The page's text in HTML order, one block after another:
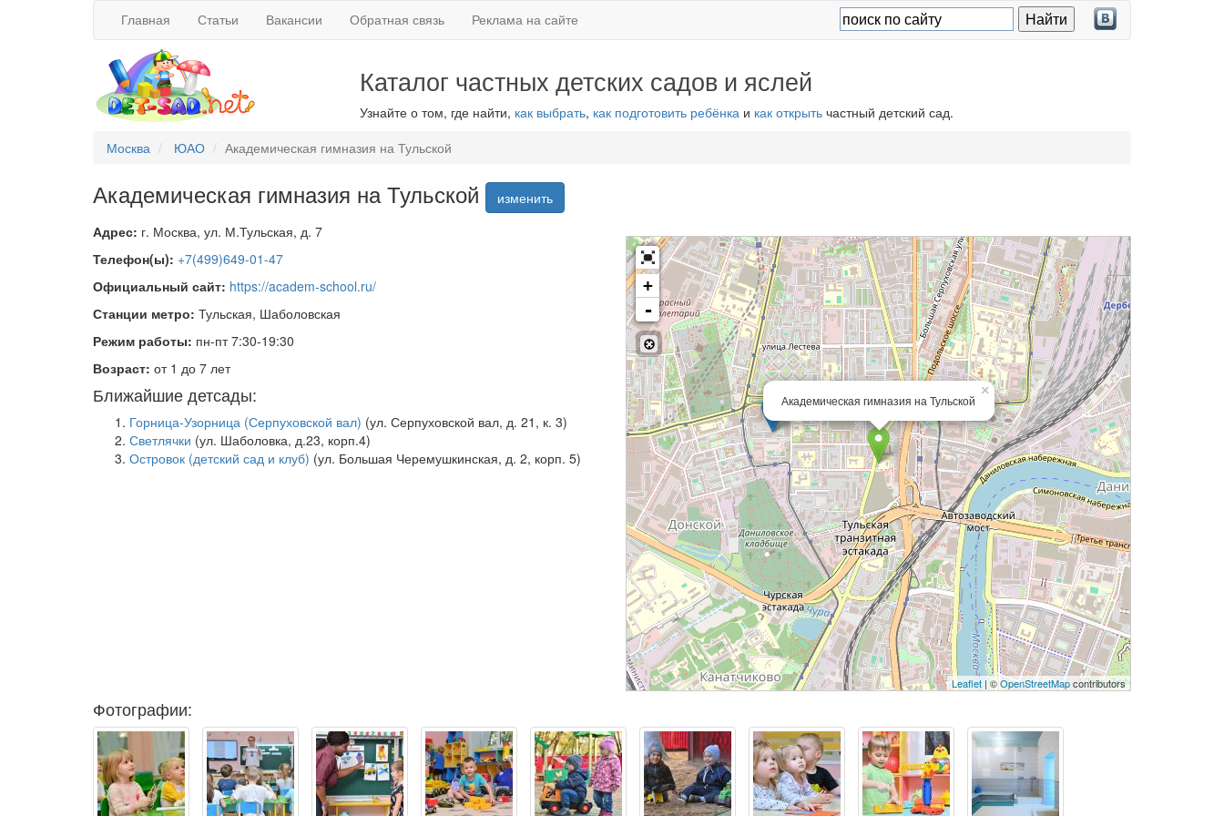
Главная Статьи Вакансии Обратная связь Реклама на сайте
Каталог частных детских садов и яслей
Узнайте о том, где найти, как выбрать, как подготовить ребёнкаи как открытьчастный детский сад.
Москва
ЮАО Академическая гимназия на Тульской
Академическая гимназия на Тульской
изменить
Адрес: г. Москва, ул. М.Тульская, д. 7
Телефон(ы): +7(499)649-01-47
Официальный сайт: https://academ-school.ru/
Станции метро: Тульская, Шаболовская
Режим работы: пн-пт 7:30-19:30
Возраст: от 1 до 7 лет
Ближайшие детсады:
Горница-Узорница (Серпуховской вал) (ул. Серпуховской вал, д. 21, к. 3)
Светлячки (ул. Шаболовка, д.23, корп.4)
Островок (детский сад и клуб) (ул. Большая Черемушкинская, д. 2, корп. 5)
×
Академическая гимназия на Тульской
+
-
Leaflet | ©OpenStreetMapcontributors
Фотографии: